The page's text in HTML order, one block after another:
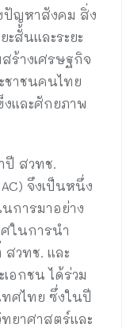
ปัญหาสังคม สิ่ง
สั้นและระยะ
ร้างเศรษฐกิจ
าชนคนไทย
งและศักยภาพ
ปี สวทช.
จึงเป็นหนึ่ง
การมาอย่าง
ศในการนำ
วทช. และ
อกชน ได้ร่วม
ศไทย ซึ่งในปี
ยาศาสตร์และ